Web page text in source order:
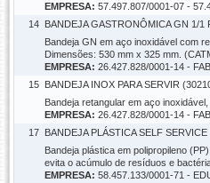
EMPRESA: 57.497.807/0001-07 -
14 BANDEJA GASTRONÔMICA GN 1/1
Bandeja GN em aço inoxidável com
Dimensões: 530 mm x 325 mm.
EMPRESA: 26.427.828/0001-14 -
15 BANDEJA INOX PARA SERVIR
Bandeja retangular em aço
EMPRESA: 26.427.828/0001-14 -
17 BANDEJA PLÁSTICA SELF
Bandeja plástica em polipropileno
evita o acúmulo de resíduos e
EMPRESA: 58.457.133/0001-71 -